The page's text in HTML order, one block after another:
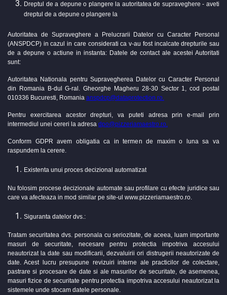
Dreptul de a depune o plangere la autoritatea de supraveghere - aveti
dreptul de a depune o plangere la
Autoritatea de Supraveghere a Prelucrarii Datelor cu Caracter Personal
(ANSPDCP) in cazul in care considerati ca v-au fost incalcate drepturile sau
de a depune o actiune in instanta: Datele de contact ale acestei Autoritati
sunt:
Autoritatea Nationala pentru Supravegherea Datelor cu Caracter Personal
din Romania B-dul G-ral. Gheorghe Magheru 28-30 Sector 1, cod postal
010336 Bucuresti, Romania anspdcp@dataprotection.ro.
Pentru exercitarea acestor drepturi, va puteti adresa prin e-mail prin
intermediul unei cereri la adresa dpo@pizzeriamaestro.ro.
Conform GDPR avem obligatia ca in termen de maxim o luna sa va
raspundem la cerere.
Existenta unui proces decizional automatizat
Nu folosim procese decizionale automate sau profilare cu efecte juridice sau
care va afecteaza in mod similar pe site-ul www.pizzeriamaestro.ro.
Siguranta datelor dvs.:
Tratam securitatea dvs. personala cu seriozitate, de aceea, luam importante
masuri de securitate, necesare pentru protectia impotriva accesului
neautorizat la date sau modificarii, dezvaluirii ori distrugerii neautorizate de
date. Acest lucru presupune revizuiri interne ale practicilor de colectare,
pastrare si procesare de date si ale masurilor de securitate, de asemenea,
masuri fizice de securitate pentru protectia impotriva accesului neautorizat la
sistemele unde stocam datele personale.